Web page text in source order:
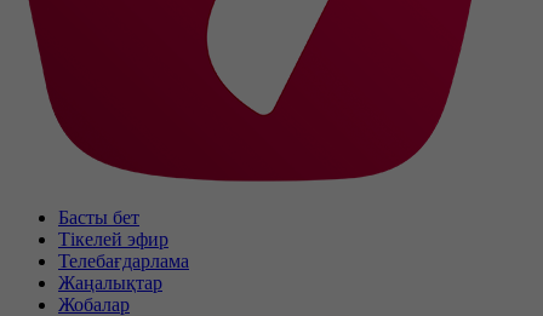
Басты бет
Тікелей эфир
Телебағдарлама
Жаңалықтар
Жобалар